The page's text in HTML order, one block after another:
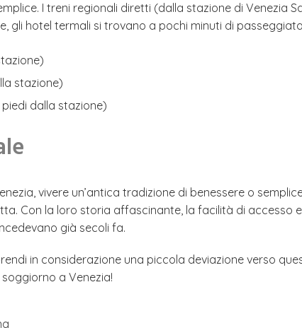
I treni regionali diretti (dalla stazione di Venezia
gli hotel termali si trovano a pochi minuti di
stazione)
piedi dalla stazione)
vivere un’antica tradizione di benessere o
Con la loro storia affascinante, la facilità di accesso
già secoli fa.
in considerazione una piccola deviazione verso
a Venezia!